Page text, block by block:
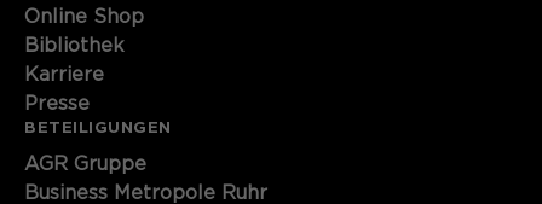
Online Shop
Bibliothek
Karriere
Presse
BETEILIGUNGEN
AGR Gruppe
Business Metropole Ruhr